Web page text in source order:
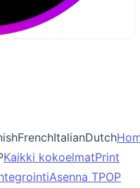
Kaikki kokoelmatPrint
Asenna TPOP